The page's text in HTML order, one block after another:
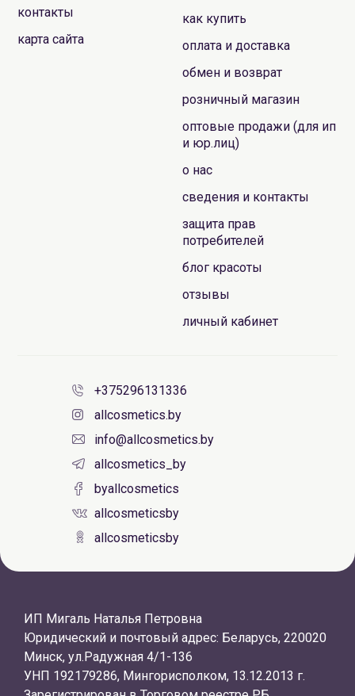
контакты
карта сайта
как купить
оплата и доставка
обмен и возврат
розничный магазин
оптовые продажи (для ип
и юр.лиц)
о нас
сведения и контакты
защита прав
потребителей
блог красоты
отзывы
личный кабинет
+375296131336
allcosmetics.by
info@allcosmetics.by
allcosmetics_by
byallcosmetics
allcosmeticsby
allcosmeticsby
ИП Мигаль Наталья Петровна
Юридический и почтовый адрес: Беларусь, 220020
Минск, ул.Радужная 4/1-136
УНП 192179286, Мингорисполком, 13.12.2013 г.